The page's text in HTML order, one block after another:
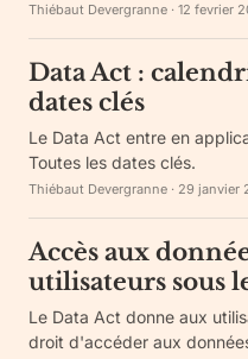
Thiébaut Devergranne · 12 fevrier
Data Act :
dates clés
Le Data Act entre en
Toutes les dates clés.
Thiébaut Devergranne · 29 janvier
Accès aux
utilisateurs sous
Le Data Act donne aux
droit d'accéder aux